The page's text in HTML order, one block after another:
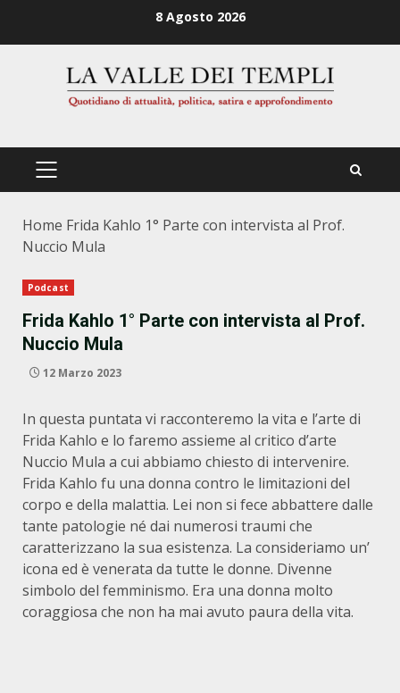
8 Agosto 2026
PRIMÄRES
Home Frida Kahlo 1° Parte con intervista al Prof.
Nuccio Mula
Podcast
Frida Kahlo 1° Parte con intervista al Prof.
Nuccio Mula
12 Marzo 2023
In questa puntata vi racconteremo la vita e l’arte di
Frida Kahlo e lo faremo assieme al critico d’arte
Nuccio Mula a cui abbiamo chiesto di intervenire.
Frida Kahlo fu una donna contro le limitazioni del
corpo e della malattia. Lei non si fece abbattere dalle
tante patologie né dai numerosi traumi che
caratterizzano la sua esistenza. La consideriamo un’
icona ed è venerata da tutte le donne. Divenne
simbolo del femminismo. Era una donna molto
coraggiosa che non ha mai avuto paura della vita.